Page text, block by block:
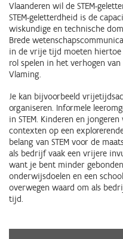
Vlaanderen wil de STEM-
STEM-geletterdheid is de
wiskundige en technische
Brede
in de vrije tijd moeten
rol spelen in het verhogen van
Vlaming.
Je kan bijvoorbeeld
organiseren. Informele
in STEM. Kinderen en
contexten op een
belang van STEM voor de
als bedrijf vaak een vrijere
want je bent minder
onderwijsdoelen en een
overwegen waard om als
tijd.